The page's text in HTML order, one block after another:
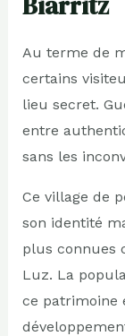
Au terme de
certains
lieu secret.
entre
sans les
Ce village de
son identité
plus connues
Luz. La
ce patrimoine